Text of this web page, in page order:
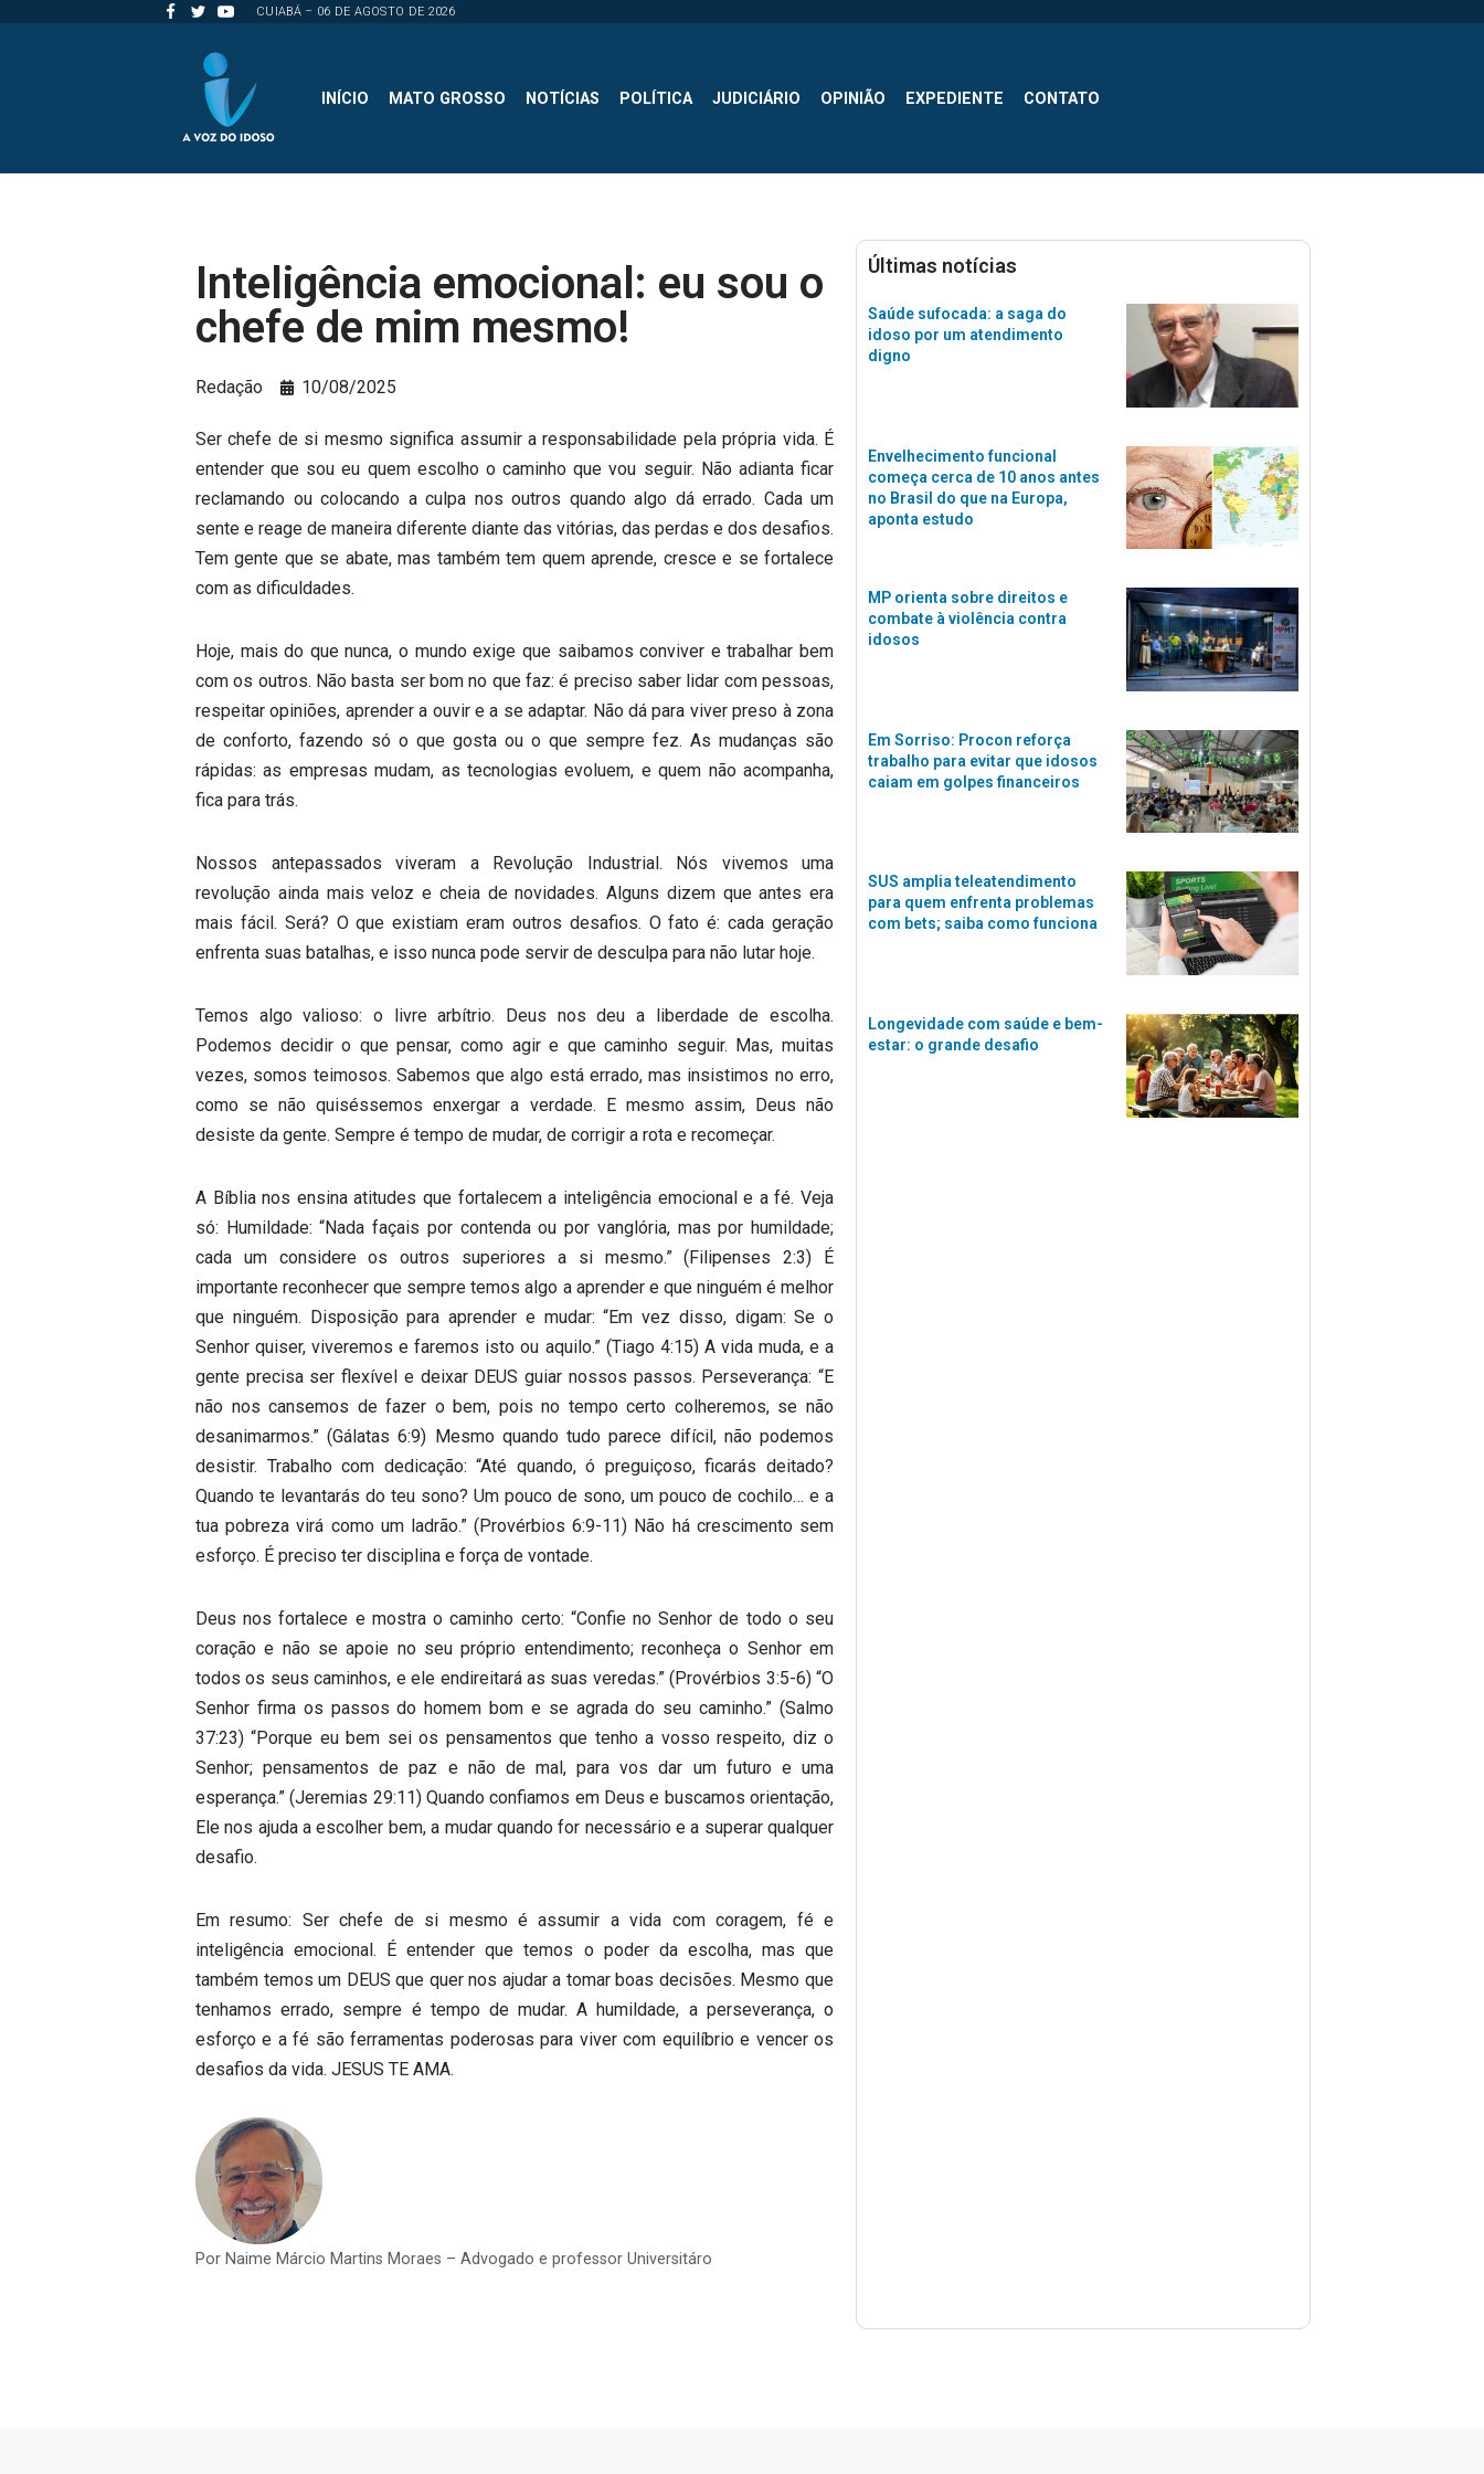
CUIABÁ – 06 DE AGOSTO DE 2026
INÍCIO MATO GROSSO NOTÍCIAS POLÍTICA JUDICIÁRIO OPINIÃO EXPEDIENTE CONTATO
Inteligência emocional: eu sou o
chefe de mim mesmo!
Redação 10/08/2025
Ser chefe de si mesmo significa assumir a responsabilidade pela própria vida. É
entender que sou eu quem escolho o caminho que vou seguir. Não adianta ficar
reclamando ou colocando a culpa nos outros quando algo dá errado. Cada um
sente e reage de maneira diferente diante das vitórias, das perdas e dos desafios.
Tem gente que se abate, mas também tem quem aprende, cresce e se fortalece
com as dificuldades.
Hoje, mais do que nunca, o mundo exige que saibamos conviver e trabalhar bem
com os outros. Não basta ser bom no que faz: é preciso saber lidar com pessoas,
respeitar opiniões, aprender a ouvir e a se adaptar. Não dá para viver preso à zona
de conforto, fazendo só o que gosta ou o que sempre fez. As mudanças são
rápidas: as empresas mudam, as tecnologias evoluem, e quem não acompanha,
fica para trás.
Nossos antepassados viveram a Revolução Industrial. Nós vivemos uma
revolução ainda mais veloz e cheia de novidades. Alguns dizem que antes era
mais fácil. Será? O que existiam eram outros desafios. O fato é: cada geração
enfrenta suas batalhas, e isso nunca pode servir de desculpa para não lutar hoje.
Temos algo valioso: o livre arbítrio. Deus nos deu a liberdade de escolha.
Podemos decidir o que pensar, como agir e que caminho seguir. Mas, muitas
vezes, somos teimosos. Sabemos que algo está errado, mas insistimos no erro,
como se não quiséssemos enxergar a verdade. E mesmo assim, Deus não
desiste da gente. Sempre é tempo de mudar, de corrigir a rota e recomeçar.
A Bíblia nos ensina atitudes que fortalecem a inteligência emocional e a fé. Veja
só: Humildade: “Nada façais por contenda ou por vanglória, mas por humildade;
cada um considere os outros superiores a si mesmo.” (Filipenses 2:3) É
importante reconhecer que sempre temos algo a aprender e que ninguém é melhor
que ninguém. Disposição para aprender e mudar: “Em vez disso, digam: Se o
Senhor quiser, viveremos e faremos isto ou aquilo.” (Tiago 4:15) A vida muda, e a
gente precisa ser flexível e deixar DEUS guiar nossos passos. Perseverança: “E
não nos cansemos de fazer o bem, pois no tempo certo colheremos, se não
desanimarmos.” (Gálatas 6:9) Mesmo quando tudo parece difícil, não podemos
desistir. Trabalho com dedicação: “Até quando, ó preguiçoso, ficarás deitado?
Quando te levantarás do teu sono? Um pouco de sono, um pouco de cochilo… e a
tua pobreza virá como um ladrão.” (Provérbios 6:9-11) Não há crescimento sem
esforço. É preciso ter disciplina e força de vontade.
Deus nos fortalece e mostra o caminho certo: “Confie no Senhor de todo o seu
coração e não se apoie no seu próprio entendimento; reconheça o Senhor em
todos os seus caminhos, e ele endireitará as suas veredas.” (Provérbios 3:5-6) “O
Senhor firma os passos do homem bom e se agrada do seu caminho.” (Salmo
37:23) “Porque eu bem sei os pensamentos que tenho a vosso respeito, diz o
Senhor; pensamentos de paz e não de mal, para vos dar um futuro e uma
esperança.” (Jeremias 29:11) Quando confiamos em Deus e buscamos orientação,
Ele nos ajuda a escolher bem, a mudar quando for necessário e a superar qualquer
desafio.
Em resumo: Ser chefe de si mesmo é assumir a vida com coragem, fé e
inteligência emocional. É entender que temos o poder da escolha, mas que
também temos um DEUS que quer nos ajudar a tomar boas decisões. Mesmo que
tenhamos errado, sempre é tempo de mudar. A humildade, a perseverança, o
esforço e a fé são ferramentas poderosas para viver com equilíbrio e vencer os
desafios da vida. JESUS TE AMA.
Por Naime Márcio Martins Moraes – Advogado e professor Universitáro
Últimas notícias
Saúde sufocada: a saga do
idoso por um atendimento
digno
Envelhecimento funcional
começa cerca de 10 anos antes
no Brasil do que na Europa,
aponta estudo
MP orienta sobre direitos e
combate à violência contra
idosos
Em Sorriso: Procon reforça
trabalho para evitar que idosos
caiam em golpes financeiros
SUS amplia teleatendimento
para quem enfrenta problemas
com bets; saiba como funciona
Longevidade com saúde e bem-
estar: o grande desafio